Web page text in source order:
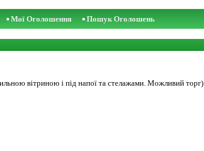
Мої Оголошення Пошук Оголошень
вітриною і під напої та стелажами. Можливий торг)